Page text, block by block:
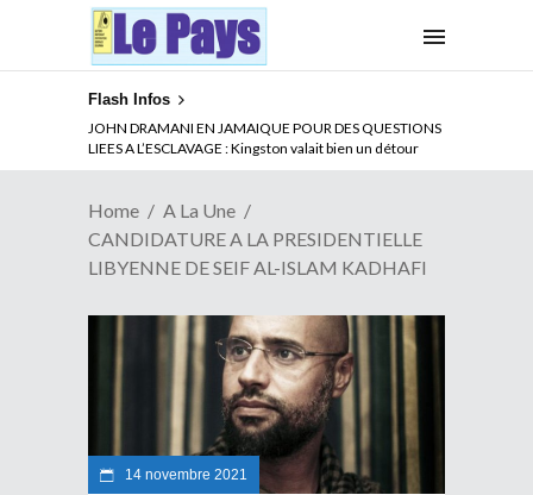
Flash Infos
ABSENCE PROLONGEE DE PAUL BIYA DU CAMEROUN :
Qui pilote le Cameroun ?
Home
A La Une
CANDIDATURE A LA PRESIDENTIELLE
LIBYENNE DE SEIF AL-ISLAM KADHAFI
14 novembre 2021